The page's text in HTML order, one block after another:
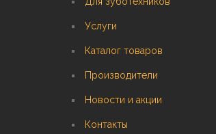
Услуги
Каталог товаров
Производители
Новости и акции
Контакты